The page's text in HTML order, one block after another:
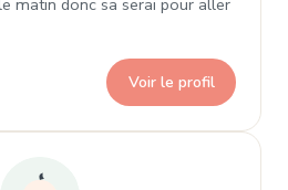
matin donc sa serai pour aller
Voir le profil